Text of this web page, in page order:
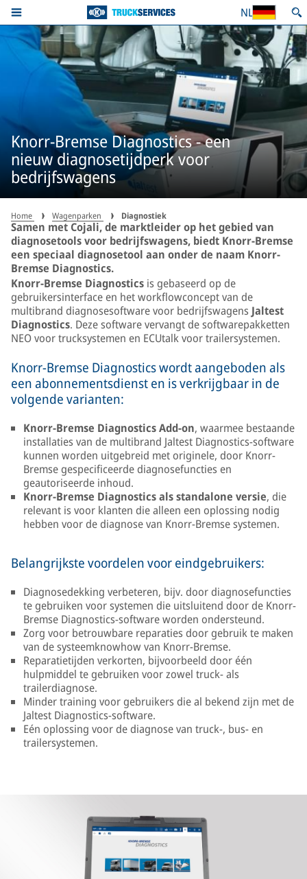
NL
Knorr-Bremse Diagnostics - een
nieuw diagnosetijdperk voor
bedrijfswagens
Home Wagenparken Diagnostiek
Samen met Cojali, de marktleider op het gebied van
diagnosetools voor bedrijfswagens, biedt Knorr-Bremse
een speciaal diagnosetool aan onder de naam Knorr-
Bremse Diagnostics.
Knorr-Bremse Diagnostics is gebaseerd op de
gebruikersinterface en het workflowconcept van de
multibrand diagnosesoftware voor bedrijfswagens Jaltest
Diagnostics. Deze software vervangt de softwarepakketten
NEO voor trucksystemen en ECUtalk voor trailersystemen.
Knorr-Bremse Diagnostics wordt aangeboden als
een abonnementsdienst en is verkrijgbaar in de
volgende varianten:
Knorr-Bremse Diagnostics Add-on, waarmee bestaande
installaties van de multibrand Jaltest Diagnostics-software
kunnen worden uitgebreid met originele, door Knorr-
Bremse gespecificeerde diagnosefuncties en
geautoriseerde inhoud.
Knorr-Bremse Diagnostics als standalone versie, die
relevant is voor klanten die alleen een oplossing nodig
hebben voor de diagnose van Knorr-Bremse systemen.
Belangrijkste voordelen voor eindgebruikers:
Diagnosedekking verbeteren, bijv. door diagnosefuncties
te gebruiken voor systemen die uitsluitend door de Knorr-
Bremse Diagnostics-software worden ondersteund.
Zorg voor betrouwbare reparaties door gebruik te maken
van de systeemknowhow van Knorr-Bremse.
Reparatietijden verkorten, bijvoorbeeld door één
hulpmiddel te gebruiken voor zowel truck- als
trailerdiagnose.
Minder training voor gebruikers die al bekend zijn met de
Jaltest Diagnostics-software.
Eén oplossing voor de diagnose van truck-, bus- en
trailersystemen.